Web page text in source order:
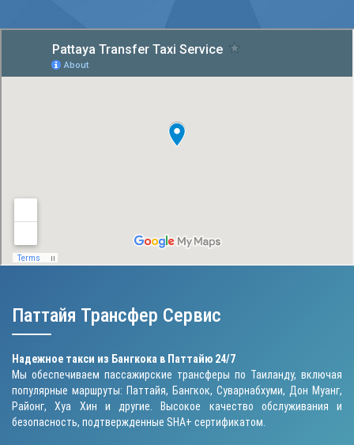
Паттайя Трансфер Сервис
Надежное такси из Бангкока в Паттайю 24/7
Мы обеспечиваем пассажирские трансферы по Таиланду, включая
популярные маршруты: Паттайя, Бангкок, Суварнабхуми, Дон Муанг,
Районг, Хуа Хин и другие. Высокое качество обслуживания и
безопасность, подтвержденные SHA+ сертификатом.